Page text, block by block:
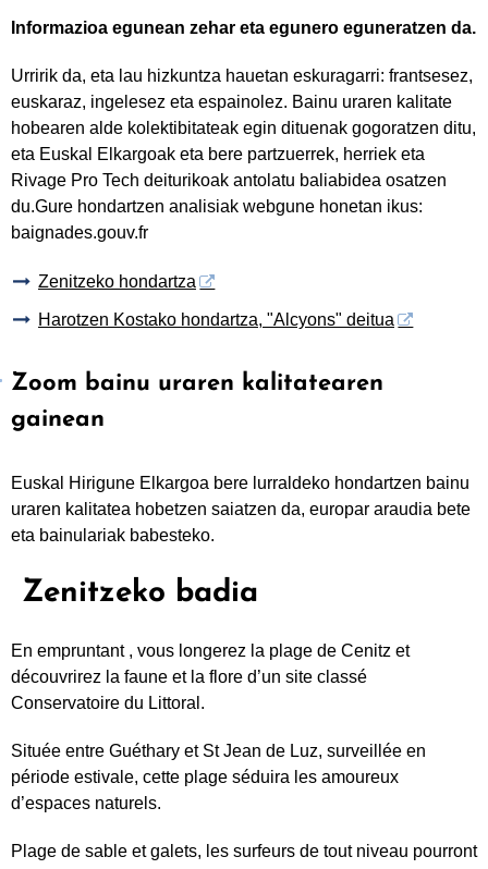
Informazioa egunean zehar eta egunero eguneratzen da.
Urririk da, eta lau hizkuntza hauetan eskuragarri: frantsesez,
euskaraz, ingelesez eta espainolez. Bainu uraren kalitate
hobearen alde kolektibitateak egin dituenak gogoratzen ditu,
eta Euskal Elkargoak eta bere partzuerrek, herriek eta
Rivage Pro Tech deiturikoak antolatu baliabidea osatzen
du.Gure hondartzen analisiak webgune honetan ikus:
baignades.gouv.fr
Zenitzeko hondartza
Harotzen Kostako hondartza, "Alcyons" deitua
Zoom bainu uraren kalitatearen
gainean
Euskal Hirigune Elkargoa bere lurraldeko hondartzen bainu
uraren kalitatea hobetzen saiatzen da, europar araudia bete
eta bainulariak babesteko.
Zenitzeko badia
En empruntant , vous longerez la plage de Cenitz et
découvrirez la faune et la flore d’un site classé
Conservatoire du Littoral.
Située entre Guéthary et St Jean de Luz, surveillée en
période estivale, cette plage séduira les amoureux
d’espaces naturels.
Plage de sable et galets, les surfeurs de tout niveau pourront